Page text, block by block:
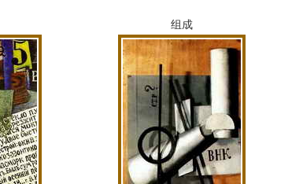
组成